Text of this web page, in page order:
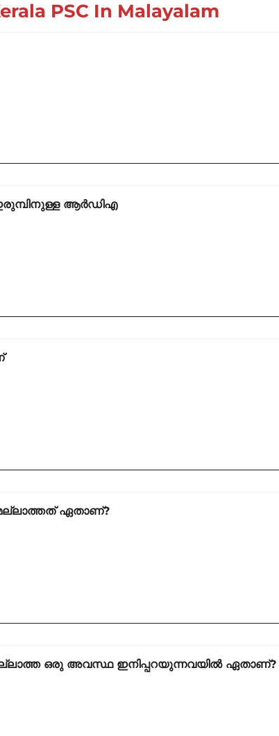
PSC In Malayalam
ആർ‌ഡി‌എ
ഏതാണ്?
ഒരു അവസ്ഥ ഇനിപ്പറയുന്നവയിൽ ഏതാണ്?